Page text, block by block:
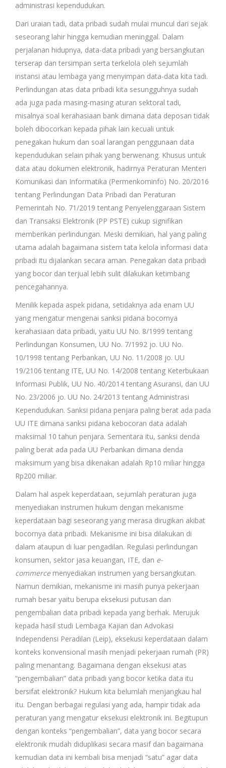
administrasi kependudukan.
Dari uraian tadi, data pribadi sudah mulai muncul dari sejak
seseorang lahir hingga kemudian meninggal. Dalam
perjalanan hidupnya, data-data pribadi yang bersangkutan
terserap dan tersimpan serta terkelola oleh sejumlah
instansi atau lembaga yang menyimpan data-data kita tadi.
Perlindungan atas data pribadi kita sesungguhnya sudah
ada juga pada masing-masing aturan sektoral tadi,
misalnya soal kerahasiaan bank dimana data deposan tidak
boleh dibocorkan kepada pihak lain kecuali untuk
penegakan hukum dan soal larangan penggunaan data
kependudukan selain pihak yang berwenang. Khusus untuk
data atau dokumen elektronik, hadirnya Peraturan Menteri
Komunikasi dan Informatika (Permenkominfo) No. 20/2016
tentang Perlindungan Data Pribadi dan Peraturan
Pemerintah No. 71/2019 tentang Penyelenggaraan Sistem
dan Transaksi Elektronik (PP PSTE) cukup signifikan
memberikan perlindungan. Meski demikian, hal yang paling
utama adalah bagaimana sistem tata kelola informasi data
pribadi itu dijalankan secara aman. Penegakan data pribadi
yang bocor dan terjual lebih sulit dilakukan ketimbang
pencegahannya.
Menilik kepada aspek pidana, setidaknya ada enam UU
yang mengatur mengenai sanksi pidana bocornya
kerahasiaan data pribadi, yaitu UU No. 8/1999 tentang
Perlindungan Konsumen, UU No. 7/1992 jo. UU No.
10/1998 tentang Perbankan, UU No. 11/2008 jo. UU
19/2106 tentang ITE, UU No. 14/2008 tentang Keterbukaan
Informasi Publik, UU No. 40/2014 tentang Asuransi, dan UU
No. 23/2006 jo. UU No. 24/2013 tentang Administrasi
Kependudukan. Sanksi pidana penjara paling berat ada pada
UU ITE dimana sanksi pidana kebocoran data adalah
maksimal 10 tahun penjara. Sementara itu, sanksi denda
paling berat ada pada UU Perbankan dimana denda
maksimum yang bisa dikenakan adalah Rp10 miliar hingga
Rp200 miliar.
Dalam hal aspek keperdataan, sejumlah peraturan juga
menyediakan instrumen hukum dengan mekanisme
keperdataan bagi seseorang yang merasa dirugikan akibat
bocornya data pribadi. Mekanisme ini bisa dilakukan di
dalam ataupun di luar pengadilan. Regulasi perlindungan
konsumen, sektor jasa keuangan, ITE, dan e-
commercemenyediakan instrumen yang bersangkutan.
Namun demikian, mekanisme ini masih punya pekerjaan
rumah besar yaitu berupa eksekusi putusan dan
pengembalian data pribadi kepada yang berhak. Merujuk
kepada hasil studi Lembaga Kajian dan Advokasi
Independensi Peradilan (Leip), eksekusi keperdataan dalam
konteks konvensional masih menjadi pekerjaan rumah (PR)
paling menantang. Bagaimana dengan eksekusi atas
“pengembalian” data pribadi yang bocor ketika data itu
bersifat elektronik? Hukum kita belumlah menjangkau hal
itu. Dengan berbagai regulasi yang ada, hampir tidak ada
peraturan yang mengatur eksekusi elektronik ini. Begitupun
dengan konteks “pengembalian”, data yang bocor secara
elektronik mudah diduplikasi secara masif dan bagaimana
kemudian data ini kembali bisa menjadi “satu” agar data